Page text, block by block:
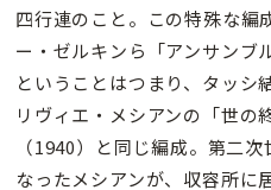
四行連のこと。この特殊な編
ー・ゼルキンら「アンサンブ
ということはつまり、タッシ
リヴィエ・メシアンの「世の
（1940）と同じ編成。第二
なったメシアンが、収容所に